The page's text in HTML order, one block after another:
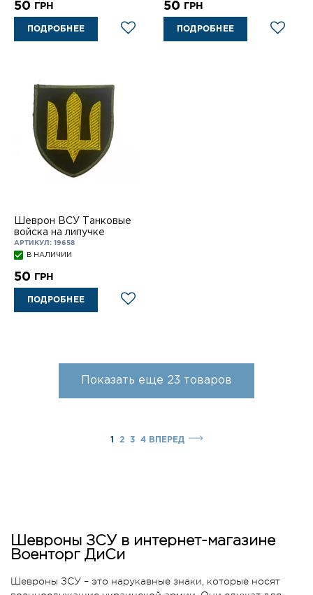
50 ГРН
ПОДРОБНЕЕ
50 ГРН
ПОДРОБНЕЕ
Шеврон ВСУ Танковые
войска на липучке
АРТИКУЛ: 19658
В НАЛИЧИИ
50 ГРН
ПОДРОБНЕЕ
Показать еще 23 товаров
1 2 3 4 ВПЕРЕД
Шевроны ЗСУ в интернет-магазине
Военторг ДиСи
Шевроны ЗСУ – это нарукавные знаки, которые носят